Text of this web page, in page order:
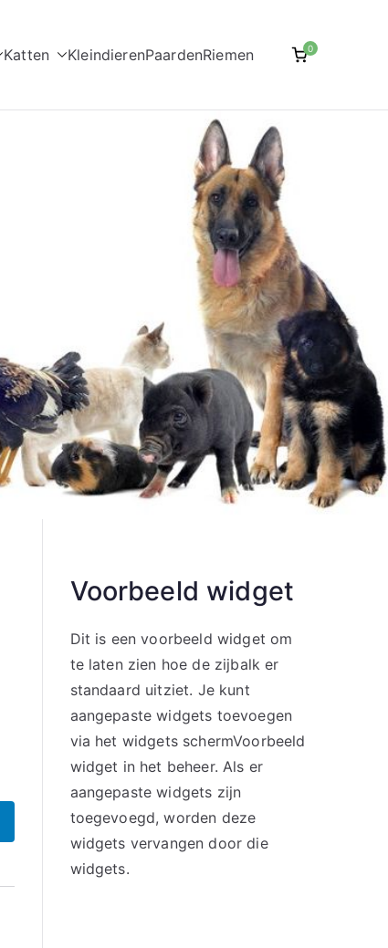
Katten KleindierenPaardenRiemen 0
Voorbeeld widget
Dit is een voorbeeld widget om
te laten zien hoe de zijbalk er
standaard uitziet. Je kunt
aangepaste widgets toevoegen
via het widgets schermVoorbeeld
widget in het beheer. Als er
aangepaste widgets zijn
toegevoegd, worden deze
widgets vervangen door die
widgets.